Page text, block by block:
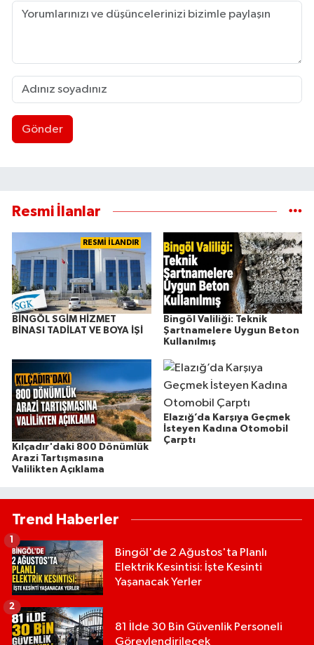
Gönder
Resmi İlanlar
RESMİ İLANDIR
BİNGÖL SGİM HİZMET
BİNASI TADİLAT VE BOYA İŞİ
Bingöl Valiliği: Teknik
Şartnamelere Uygun Beton
Kullanılmış
Kılçadır'daki 800 Dönümlük
Arazi Tartışmasına
Valilikten Açıklama
Elazığ’da Karşıya Geçmek
İsteyen Kadına Otomobil
Çarptı
Trend Haberler
Bingöl'de 2 Ağustos'ta Planlı
Elektrik Kesintisi: İşte Kesinti
Yaşanacak Yerler
1
81 İlde 30 Bin Güvenlik Personeli
Görevlendirilecek
2